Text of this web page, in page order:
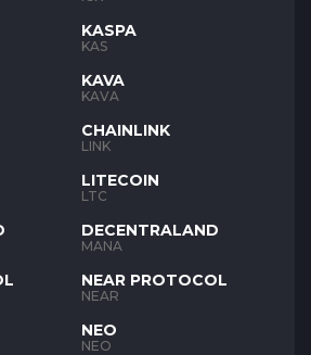
KASPA
KAS
KAVA
KAVA
CHAINLINK
LINK
LITECOIN
LTC
DECENTRALAND
MANA
NEAR PROTOCOL
NEAR
NEO
NEO